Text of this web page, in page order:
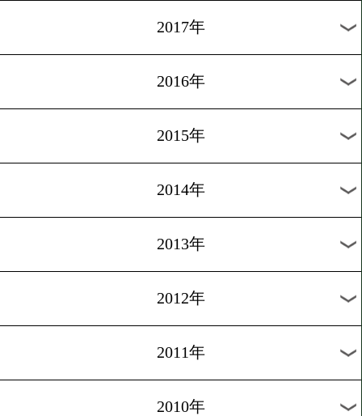
2024年
2023年
2022年
2021年
2020年